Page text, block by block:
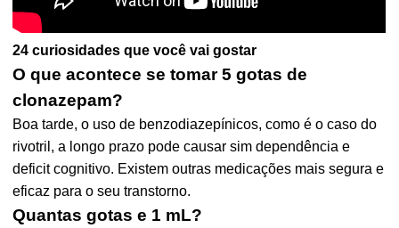
24 curiosidades que você vai gostar
O que acontece se tomar 5 gotas de
clonazepam?
Boa tarde, o uso de benzodiazepínicos, como é o caso do
rivotril, a longo prazo pode causar sim dependência e
deficit cognitivo. Existem outras medicações mais segura e
eficaz para o seu transtorno.
Quantas gotas e 1 mL?